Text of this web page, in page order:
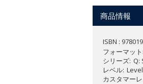
商品情報
ISBN :
フォーマット
シリーズ Q:
レベル
カスタマー